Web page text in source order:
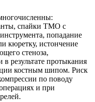
спайки ТМО с
попадание
кюретку, истончение
стеноза,
результате протыкания
костным шипом. Риск
по поводу
и при